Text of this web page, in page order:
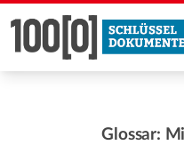
Glossar: